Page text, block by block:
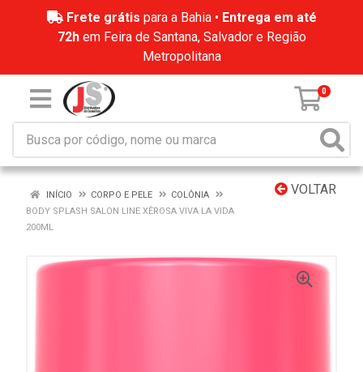
Frete grátis para a Bahia • Entrega em até
72hem Feira de Santana, Salvador e Região
Metropolitana
0
VOLTAR
INÍCIO CORPO E PELE
COLÔNIA
BODY SPLASH SALON LINE XÊROSA VIVA LA VIDA
200ML